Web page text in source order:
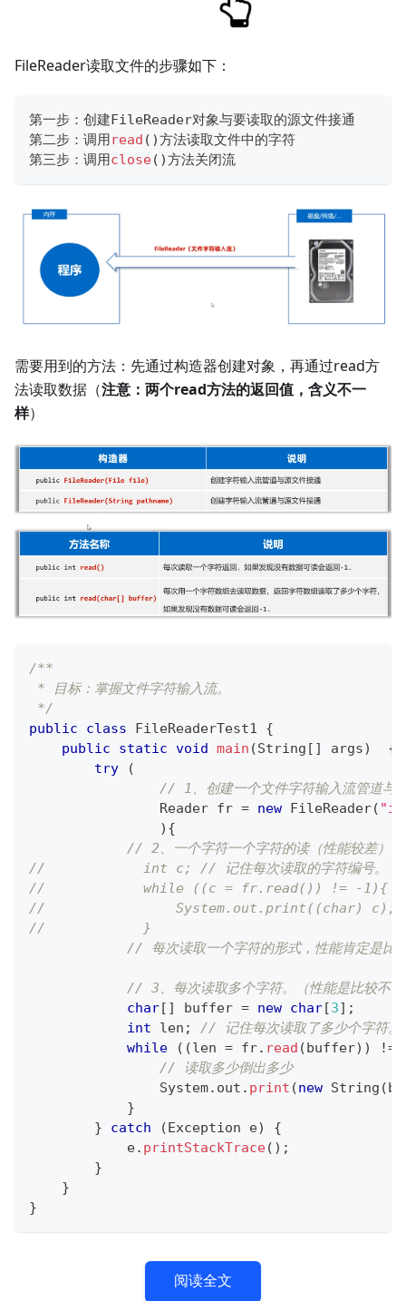
FileReader读取文件的步骤如下：
第一步：创建FileReader对象与要读取的源文件接通
第二步：调用read ( )方法读取文件中的字符
第三步：调用close( )方法关闭流
需要用到的方法：先通过构造器创建对象，再通过read方
法读取数据（注意：两个read方法的返回值，含义不一
样）
/**
* 目标：掌握文件字符输入流。
*/
public
class FileReaderTest1
{
public
static void main (String [ ] args)
{
try
(
// 1、创建一个文件字符输入流管道与
Reader fr = new FileReader(
) {
// 2、一个字符一个字符的读（性能较差）
//            int c; // 记住每次读取的字符编号。
//            while ((c = fr.read()) != -1){
//                System.out.print((char) c);
//            }
// 每次读取一个字符的形式，性能肯定是比
// 3、每次读取多个字符。（性能是比较不错
char[ ] buffer = new char[3] ;
int len ;
// 记住每次读取了多少个字符。
while
( (len = fr. read (buffer) ) !=
// 读取多少倒出多少
System. out . print (new String (
}
}
catch (Exception e)
{
            e
. printStackTrace( ) ;
}
}
}
阅读全文